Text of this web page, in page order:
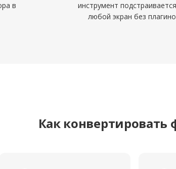
в
инструмент
любой экран без
Как конвертировать